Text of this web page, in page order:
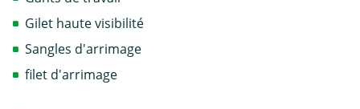
Gilet haute visibilité
Sangles d'arrimage
filet d'arrimage